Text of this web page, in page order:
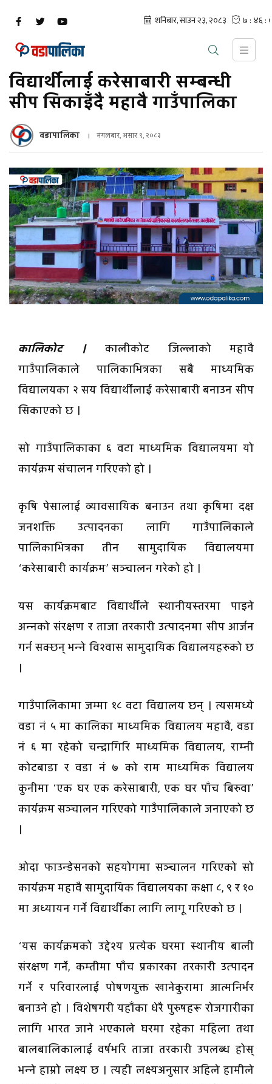
विद्यार्थीलाई करेसाबारी सम्बन्धी
सीप सिकाइँदै महावै गाउँपालिका
वडापालिका मंगलबार, असार ९, २०८३
कालिकोट ।कालीकोट जिल्लाको महावै
गाउँपालिकाले पालिकाभित्रका सबै माध्यमिक
विद्यालयका २ सय विद्यार्थीलाई करेसाबारी बनाउन सीप
सिकाएको छ ।
सो गाउँपालिकाका ६ वटा माध्यमिक विद्यालयमा यो
कार्यक्रम संचालन गरिएको हो ।
कृषि पेसालाई व्यावसायिक बनाउन तथा कृषिमा दक्ष
जनशक्ति उत्पादनका लागि गाउँपालिकाले
पालिकाभित्रका तीन सामुदायिक विद्यालयमा
‘करेसाबारी कार्यक्रम’ सञ्चालन गरेको हो ।
यस कार्यक्रमबाट विद्यार्थीले स्थानीयस्तरमा पाइने
अन्नको संरक्षण र ताजा तरकारी उत्पादनमा सीप आर्जन
गर्न सक्छन् भन्ने विश्वास सामुदायिक विद्यालयहरुको छ
।
गाउँपालिकामा जम्मा १८ वटा विद्यालय छन् । त्यसमध्ये
वडा नं ५ मा कालिका माध्यमिक विद्यालय महावै, वडा
नं ६ मा रहेको चन्द्रागिरि माध्यमिक विद्यालय, राम्नी
कोटबाडा र वडा नं ७ को राम माध्यमिक विद्यालय
कुनीमा ‘एक घर एक करेसाबारी, एक घर पाँच बिरुवा’
कार्यक्रम सञ्चालन गरिएको गाउँपालिकाले जनाएको छ
।
ओदा फाउन्डेसनको सहयोगमा सञ्चालन गरिएको सो
कार्यक्रम महावै सामुदायिक विद्यालयका कक्षा ८, ९ र १०
मा अध्यायन गर्ने विद्यार्थीका लागि लागू गरिएको छ ।
‘यस कार्यक्रमको उद्देश्य प्रत्येक घरमा स्थानीय बाली
संरक्षण गर्ने, कम्तीमा पाँच प्रकारका तरकारी उत्पादन
गर्ने र परिवारलाई पोषणयुक्त खानेकुरामा आत्मनिर्भर
बनाउने हो । विशेषगरी यहाँका धेरै पुरुषहरू रोजगारीका
लागि भारत जाने भएकाले घरमा रहेका महिला तथा
बालबालिकालाई वर्षभरि ताजा तरकारी उपलब्ध होस्
भन्ने हाम्रो लक्ष्य छ । त्यही लक्ष्यअनुसार अहिले हामीले